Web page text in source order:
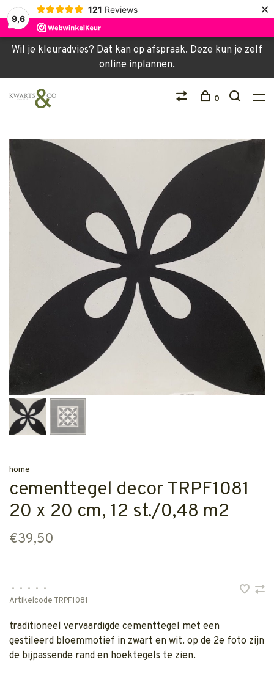
9,6
121 Reviews ×
Wil je kleuradvies? Dat kan op afspraak. Deze kun je zelf
online inplannen.
0
home
cementtegel decor TRPF1081
20 x 20 cm, 12 st./0,48 m2
€39,50
• • • •
•
Artikelcode TRPF1081
traditioneel vervaardigde cementtegel met een
gestileerd bloemmotief in zwart en wit. op de 2e foto zijn
de bijpassende rand en hoektegels te zien.